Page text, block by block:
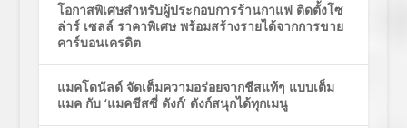
โอกาสพิเศษสำหรับผู้ประกอบการร้านกาแฟ ติดตั้งโซ
ล่าร์ เซลล์ ราคาพิเศษ พร้อมสร้างรายได้จากการขาย
คาร์บอนเครดิต
แมคโดนัลด์ จัดเต็มความอร่อยจากชีสแท้ๆ แบบเต็ม
แมค กับ ‘แมคชีสซี่ ดังก์’ ดังก์สนุกได้ทุกเมนู